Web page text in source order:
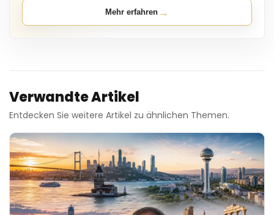
Mehr erfahren →
Verwandte Artikel
Entdecken Sie weitere Artikel zu ähnlichen Themen.